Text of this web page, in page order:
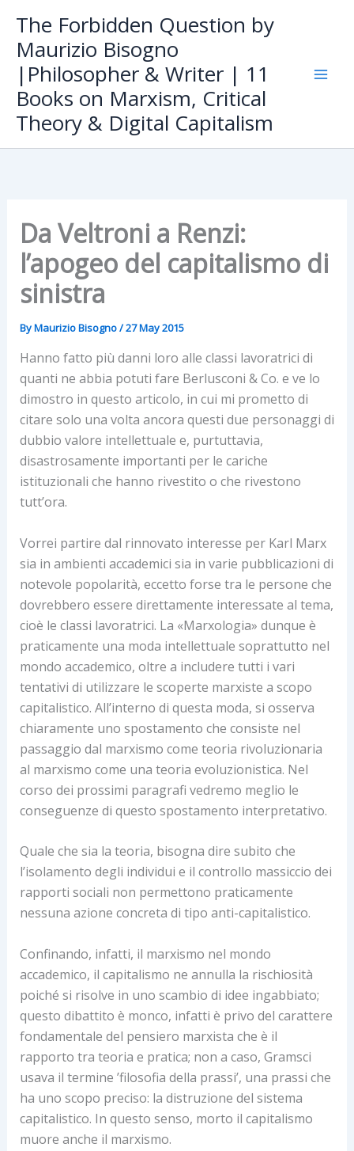
content
The Forbidden Question by
Maurizio Bisogno
|Philosopher & Writer | 11
Books on Marxism, Critical
Theory & Digital Capitalism
Da Veltroni a Renzi:
l’apogeo del capitalismo di
sinistra
ByMaurizio Bisogno/27 May 2015
Hanno fatto più danni loro alle classi lavoratrici di
quanti ne abbia potuti fare Berlusconi & Co. e ve lo
dimostro in questo articolo, in cui mi prometto di
citare solo una volta ancora questi due personaggi di
dubbio valore intellettuale e, purtuttavia,
disastrosamente importanti per le cariche
istituzionali che hanno rivestito o che rivestono
tutt’ora.
Vorrei partire dal rinnovato interesse per Karl Marx
sia in ambienti accademici sia in varie pubblicazioni di
notevole popolarità, eccetto forse tra le persone che
dovrebbero essere direttamente interessate al tema,
cioè le classi lavoratrici. La «Marxologia» dunque è
praticamente una moda intellettuale soprattutto nel
mondo accademico, oltre a includere tutti i vari
tentativi di utilizzare le scoperte marxiste a scopo
capitalistico. All’interno di questa moda, si osserva
chiaramente uno spostamento che consiste nel
passaggio dal marxismo come teoria rivoluzionaria
al marxismo come una teoria evoluzionistica. Nel
corso dei prossimi paragrafi vedremo meglio le
conseguenze di questo spostamento interpretativo.
Quale che sia la teoria, bisogna dire subito che
l’isolamento degli individui e il controllo massiccio dei
rapporti sociali non permettono praticamente
nessuna azione concreta di tipo anti-capitalistico.
Confinando, infatti, il marxismo nel mondo
accademico, il capitalismo ne annulla la rischiosità
poiché si risolve in uno scambio di idee ingabbiato;
questo dibattito è monco, infatti è privo del carattere
fondamentale del pensiero marxista che è il
rapporto tra teoria e pratica; non a caso, Gramsci
usava il termine ’filosofia della prassi’, una prassi che
ha uno scopo preciso: la distruzione del sistema
capitalistico. In questo senso, morto il capitalismo
muore anche il marxismo.